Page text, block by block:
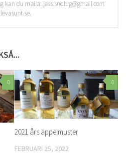
kan du maila: jess.sndbrg@gmail.com
0 0
2021 års äppelmuster
FEBRUARI 25, 2022